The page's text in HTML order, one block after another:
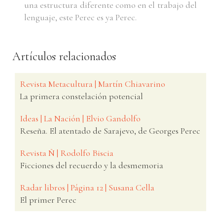
una estructura diferente como en el trabajo del
lenguaje, este Perec es ya Perec.
Artículos relacionados
Revista Metacultura | Martín Chiavarino
La primera constelación potencial
Ideas | La Nación | Elvio Gandolfo
Reseña. El atentado de Sarajevo, de Georges Perec
Revista Ñ | Rodolfo Biscia
Ficciones del recuerdo y la desmemoria
Radar libros | Página 12 | Susana Cella
El primer Perec